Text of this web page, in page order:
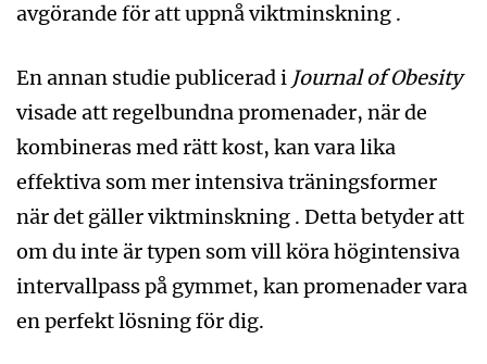
avgörande för att uppnå viktminskning .
En annan studie publicerad i Journal of Obesity
visade att regelbundna promenader, när de
kombineras med rätt kost, kan vara lika
effektiva som mer intensiva träningsformer
när det gäller viktminskning . Detta betyder att
om du inte är typen som vill köra högintensiva
intervallpass på gymmet, kan promenader vara
en perfekt lösning för dig.